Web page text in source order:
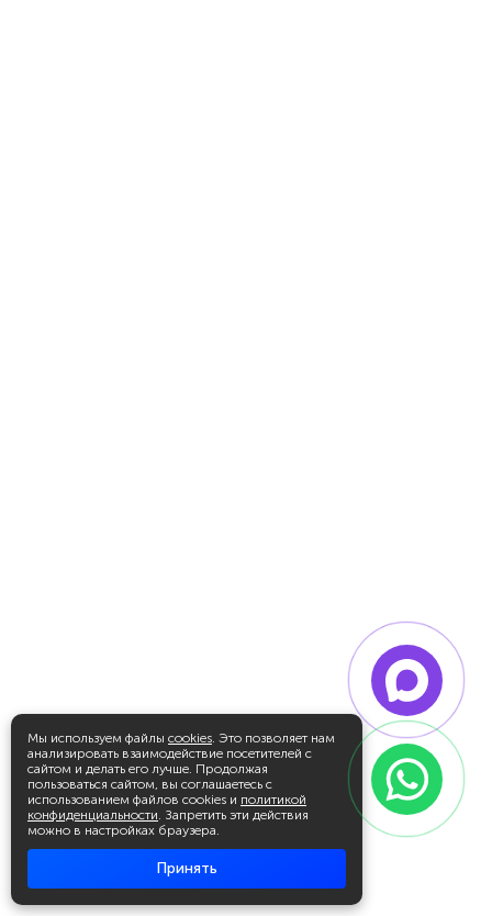
Мы используем файлы cookies. Это позволяет нам
анализировать взаимодействие посетителей с
сайтом и делать его лучше. Продолжая
пользоваться сайтом, вы соглашаетесь с
использованием файлов cookies и политикой
конфиденциальности. Запретить эти действия
можно в настройках браузера.
Принять